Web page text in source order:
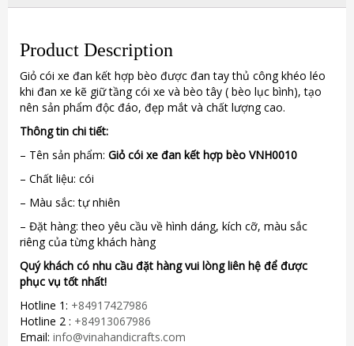
Product Description
Giỏ cói xe đan kết hợp bèo được đan tay thủ công khéo léo
khi đan xe kẽ giữ tầng cói xe và bèo tây ( bèo lục bình), tạo
nên sản phẩm độc đáo, đẹp mắt và chất lượng cao.
Thông tin chi tiết:
– Tên sản phẩm: Giỏ cói xe đan kết hợp bèo VNH0010
– Chất liệu: cói
– Màu sắc: tự nhiên
– Đặt hàng: theo yêu cầu về hình dáng, kích cỡ, màu sắc
riêng của từng khách hàng
Quý khách có nhu cầu đặt hàng vui lòng liên hệ để được
phục vụ tốt nhất!
Hotline 1: +84917427986
Hotline 2 : +84913067986
Email: info@vinahandicrafts.com